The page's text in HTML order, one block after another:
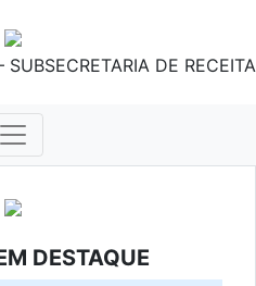
DE RECEITA
DESTAQUE